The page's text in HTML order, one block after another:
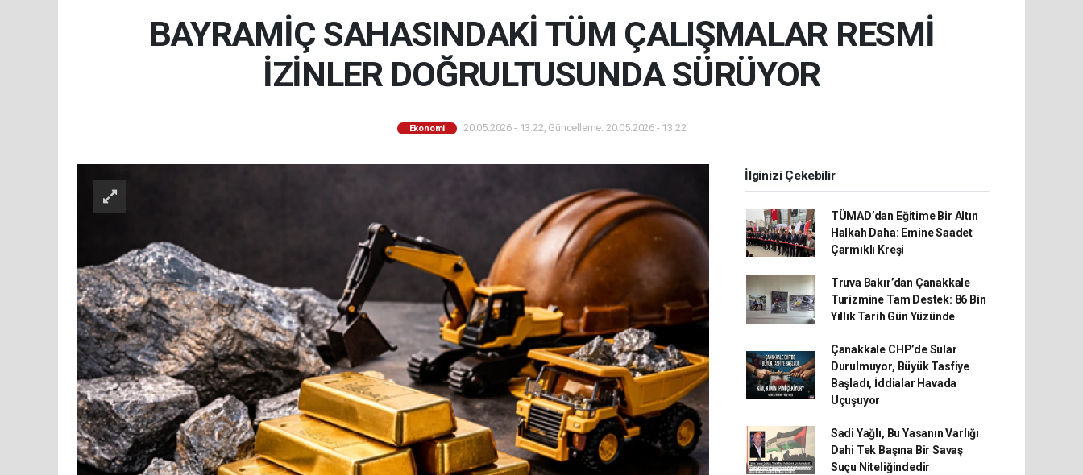
BAYRAMİÇ SAHASINDAKİ TÜM ÇALIŞMALAR RESMİ
İZİNLER DOĞRULTUSUNDA SÜRÜYOR
Ekonomi 20.05.2026 - 13:22, Güncelleme: 20.05.2026 - 13:22
İlginizi Çekebilir
TÜMAD’dan Eğitime Bir Altın
Halkah Daha: Emine Saadet
Çarmıklı Kreşi
Truva Bakır’dan Çanakkale
Turizmine Tam Destek: 86 Bin
Yıllık Tarih Gün Yüzünde
Çanakkale CHP’de Sular
Durulmuyor, Büyük Tasfiye
Başladı, İddialar Havada
Uçuşuyor
Sadi Yağlı, Bu Yasanın Varlığı
Dahi Tek Başına Bir Savaş
Suçu Niteliğindedir